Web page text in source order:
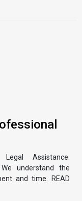
Assistance:
We understand the
and time. READ